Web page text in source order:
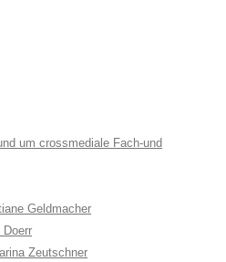
um crossmediale Fach-und
Geldmacher
Zeutschner